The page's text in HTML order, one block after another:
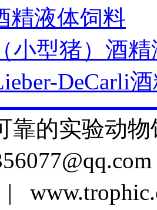
精液体饲料
小型猪）酒
DeCarli
靠的实验动
|